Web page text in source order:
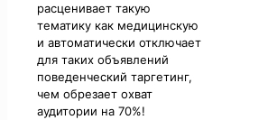
расценивает такую
тематику как медицинскую
и автоматически отключает
для таких объявлений
поведенческий таргетинг,
чем обрезает охват
аудитории на 70%!